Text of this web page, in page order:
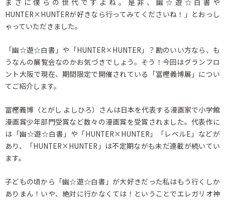
まさに僕らの世代ですよね。是非、幽☆遊☆白書や
HUNTER×HUNTERが好きなら行ってみてくださいね！」とおっし
ゃっていただきました。
「幽☆遊☆白書」や「HUNTER×HUNTER」？勘のいい方なら、も
うなんの展覧会なのかお気づきでしょう。そう！今回はグランフロ
ント大阪で現在、期間限定で開催されている「冨樫義博展」につい
てご紹介します。
冨樫義博（とがし よしひろ）さんは日本を代表する漫画家で小学館
漫画賞少年部門受賞など数々の漫画賞を受賞されました。代表作に
は「幽☆遊☆白書」や「HUNTER×HUNTER」「レベルE」などが
あり、「HUNTER×HUNTER」は不定期ながも未だ連載が続いてい
ます。
子どもの頃から「幽☆遊☆白書」が大好きだった私はもう行くしか
ありまん！いや、絶対に行かなくては！ということでエレガリオ神